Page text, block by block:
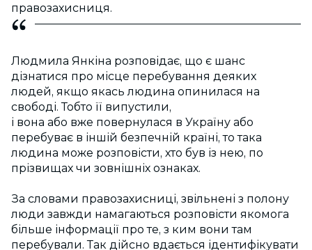
правозахисниця.
Людмила Янкіна розповідає, що є шанс
дізнатися про місце перебування деяких
людей, якщо якась людина опинилася на
свободі. Тобто її випустили,
і вона або вже повернулася в Україну або
перебуває в іншій безпечній країні, то така
людина може розповісти, хто був із нею, по
прізвищах чи зовнішніх ознаках.
За словами правозахисниці, звільнені з полону
люди завжди намагаються розповісти якомога
більше інформації про те, з ким вони там
перебували. Так дійсно вдається ідентифікувати